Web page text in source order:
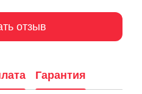
отзыв
Гарантия